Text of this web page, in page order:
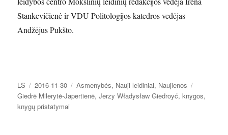
Stankevičienė ir VDU Politologijos katedros vedėjas
Andžėjus Pukšto.
Autorius
LS Paskelbta
2016-11-30 Kategorijos
Asmenybės, Nauji leidiniai, Naujienos
Giedrė Milerytė-Japertienė,Jerzy Władysław Giedroyć,knygos,
knygų pristatymai